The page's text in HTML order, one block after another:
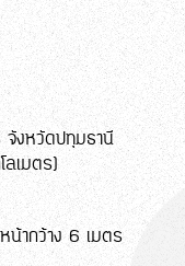
จังหวัดปทุมธานี
เมตร)
น้ากว้าง 6 เมตร